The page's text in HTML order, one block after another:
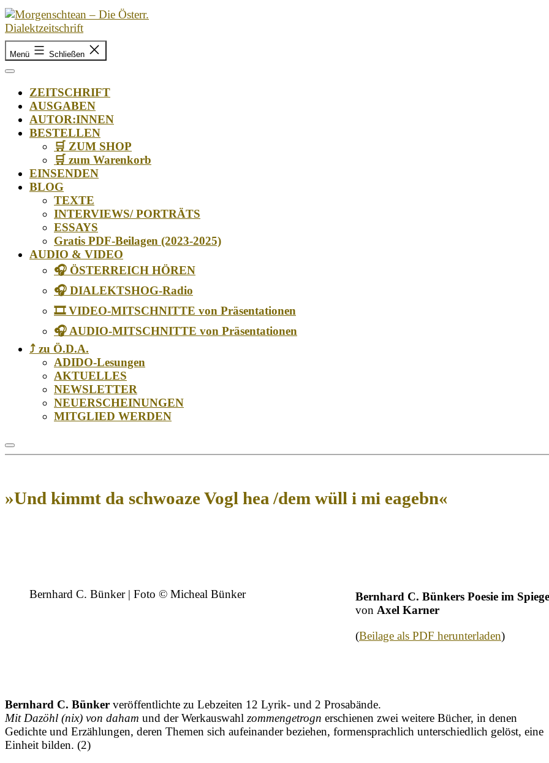
Zum
Inhalt
springen
Morgenschtean
Die
Dialektzeitschrift
Menü Schließen
ZEITSCHRIFT
AUSGABEN
AUTOR:INNEN
BESTELLEN
🛒 ZUM SHOP
🛒 zum Warenkorb
EINSENDEN
BLOG
TEXTE
INTERVIEWS/ PORTRÄTS
ESSAYS
Gratis PDF-Beilagen (2023-2025)
AUDIO & VIDEO
🎧 ÖSTERREICH HÖREN
🎧 DIALEKTSHOG-Radio
🎞️ VIDEO-MITSCHNITTE von Präsentationen
🎧 AUDIO-MITSCHNITTE von Präsentationen
⤴️ zu Ö.D.A.
ADIDO-Lesungen
AKTUELLES
NEWSLETTER
NEUERSCHEINUNGEN
MITGLIED WERDEN
»Und kimmt da schwoaze Vogl hea /dem wüll i mi eagebn«
Bernhard C. Bünker | Foto © Micheal Bünker
Bernhard C. Bünkers Poesie im
von Axel Karner
(Beilage als PDF herunterladen)
Bernhard C. Bünker veröffentlichte zu Lebzeiten 12 Lyrik- und 2 Prosabände.
Mit Dazöhl (nix) von daham und der Werkauswahl zommengetrogn erschienen zwei weitere Bücher, in denen
Gedichte und Erzählungen, deren Themen sich aufeinander beziehen, formensprachlich unterschiedlich gelöst, eine
Einheit bilden. (2)